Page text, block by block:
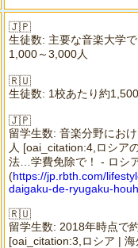
🇯🇵
生徒数: 主要な音楽大学
1,000～3,000人
🇷🇺
生徒数: 1校あたり約
🇯🇵
留学生数: 音楽分野にお
人 [oai_citation:4,ロシア
法…学費免除で！ - ロシ
(https://jp.rbth.com/
daigaku-de-ryugaku-
🇷🇺
留学生数: 2018年時点で
[oai_citation:3,ロシア |